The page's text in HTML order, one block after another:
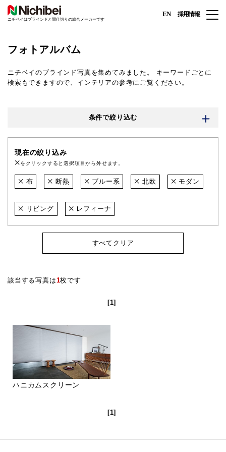
ニチベイはブラインドと間仕切りの総合メーカーです
EN 採用情報
フォトアルバム
ニチベイのブラインド写真を集めてみました。
キーワードごとに
検索もできますので、インテリアの参考にご覧ください。
条件で絞り込む
現在の絞り込み
をクリックすると選択項目から外せます。
布 断熱 ブルー系 北欧 モダン
リビング レフィーナ
すべてクリア
該当する写真は1枚です
[1]
ハニカムスクリーン
[1]